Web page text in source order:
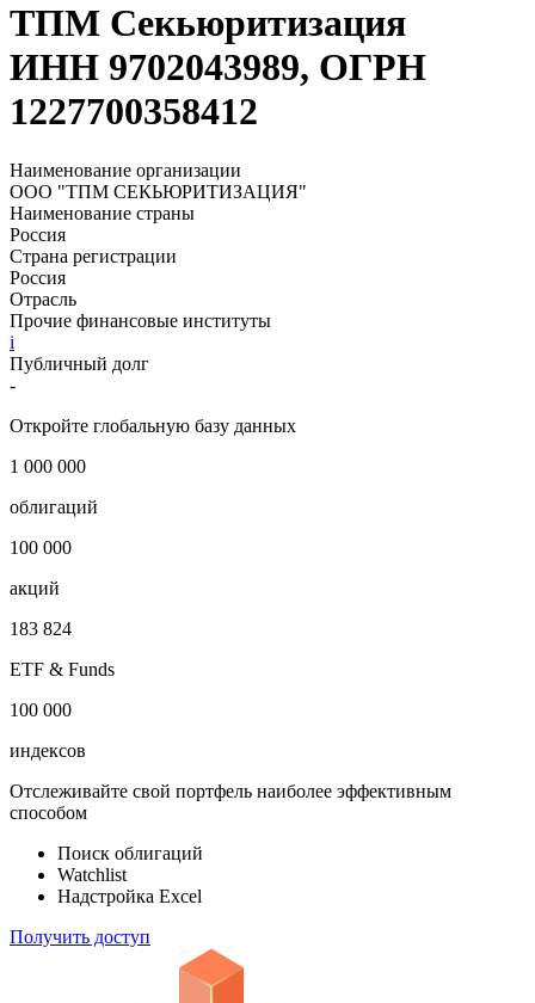
ТПМ Секьюритизация
ИНН 9702043989, ОГРН
1227700358412
Наименование организации
ООО "ТПМ СЕКЬЮРИТИЗАЦИЯ"
Наименование страны
Россия
Страна регистрации
Россия
Отрасль
Прочие финансовые институты
i
Публичный долг
-
Откройте глобальную базу данных
1 000 000
облигаций
100 000
акций
183 824
ETF & Funds
100 000
индексов
Отслеживайте свой портфель наиболее эффективным
способом
Поиск облигаций
Watchlist
Надстройка Excel
Получить доступ